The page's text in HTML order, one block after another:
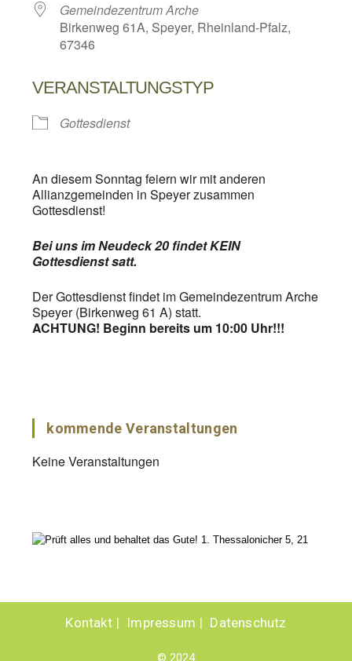
Gemeindezentrum Arche
Birkenweg 61A, Speyer, Rheinland-Pfalz,
67346
VERANSTALTUNGSTYP
Gottesdienst
An diesem Sonntag feiern wir mit anderen
Allianzgemeinden in Speyer zusammen
Gottesdienst!
Bei uns im Neudeck 20 findet KEIN
Gottesdienst satt.
Der Gottesdienst findet im Gemeindezentrum Arche
Speyer (Birkenweg 61 A) statt.
ACHTUNG! Beginn bereits um 10:00 Uhr!!!
kommende Veranstaltungen
Keine Veranstaltungen
Kontakt Impressum Datenschutz
© 2024